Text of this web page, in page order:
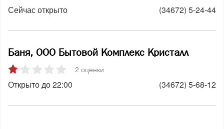
Сейчас открыто (34672) 5-24-44
Баня, ООО Бытовой Комплекс Кристалл
2 оценки
Открыто до 22:00 (34672) 5-68-12